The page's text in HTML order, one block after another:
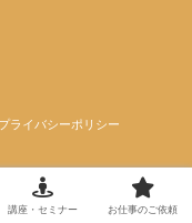
プライバシーポリシー
website.
講座・セミナー お仕事のご依頼